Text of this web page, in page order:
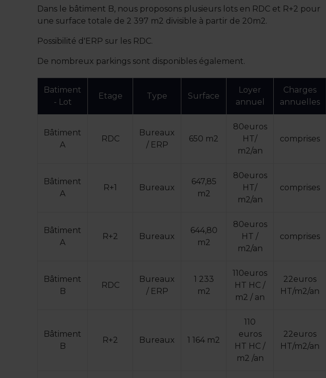
Dans le bâtiment B, nous proposons plusieurs lots en RDC et R+2 pour
une surface totale de 2 397 m2 divisible à partir de 20m2.
Possibilité d'ERP sur les RDC.
De nombreux parkings sont disponibles également.
Batiment
- Lot
Etage Type Surface
Loyer
annuel
Charges
annuelles
Bâtiment
A
RDC
Bureaux
/ ERP
650 m2
80euros
HT/
m2/an
comprises
Bâtiment
A
R+1 Bureaux
647,85
m2
80euros
HT/
m2/an
comprises
Bâtiment
A
R+2 Bureaux
644,80
m2
80euros
HT /
m2/an
comprises
Bâtiment
B
RDC
Bureaux
/ ERP
1 233
m2
110euros
HT HC /
m2 / an
22euros
HT/m2/an
Bâtiment
B
R+2 Bureaux 1 164 m2
110
euros
HT HC /
m2 /an
22euros
HT/m2/an